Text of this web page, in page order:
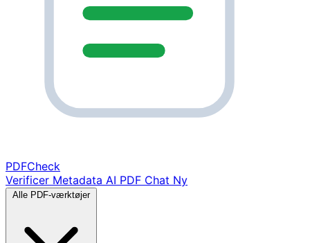
PDFCheck
Verificer Metadata AI PDF Chat Ny
Alle PDF-værktøjer